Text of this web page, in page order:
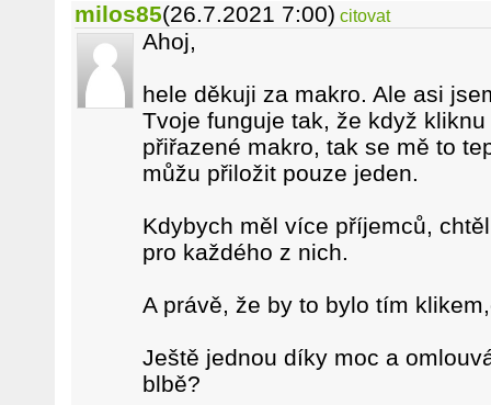
milos85(26.7.2021 7:00) citovat
Ahoj,
hele děkuji za makro. Ale asi
Tvoje funguje tak, že když
přiřazené makro, tak se mě to
můžu přiložit pouze jeden.
Kdybych měl více příjemců,
pro každého z nich.
A právě, že by to bylo tím
Ještě jednou díky moc a
blbě?